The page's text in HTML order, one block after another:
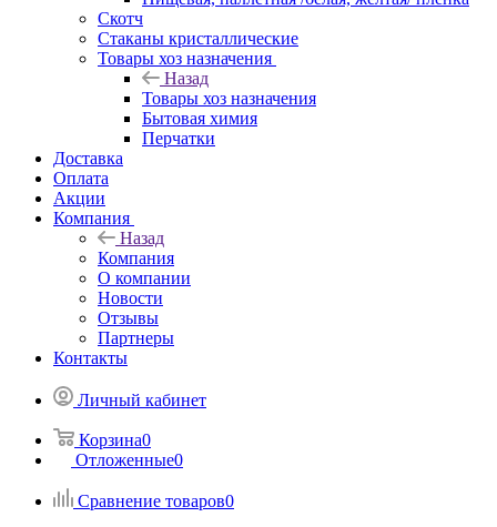
Скотч
Стаканы кристаллические
Товары хоз назначения
Назад
Товары хоз назначения
Бытовая химия
Перчатки
Доставка
Оплата
Акции
Компания
Назад
Компания
О компании
Новости
Отзывы
Партнеры
Контакты
Личный кабинет
Корзина0
Отложенные0
Сравнение товаров0